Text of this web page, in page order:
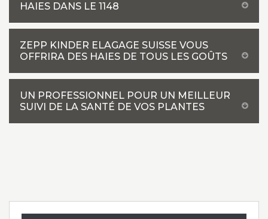
HAIES DANS LE 1148
ZEPP KINDER ELAGAGE SUISSE VOUS
OFFRIRA DES HAIES DE TOUS LES GOÛTS
UN PROFESSIONNEL POUR UN MEILLEUR
SUIVI DE LA SANTÉ DE VOS PLANTES